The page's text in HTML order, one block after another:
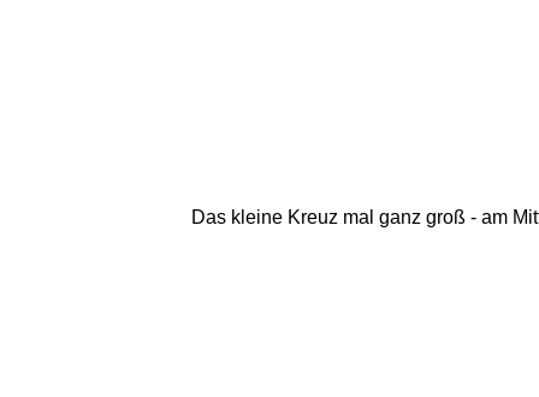
Das kleine Kreuz mal ganz groß - am